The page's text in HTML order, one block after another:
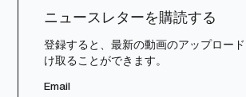
ニュースレターを購読する
登録すると、最新の動画のアップロー
け取ることができます。
Email